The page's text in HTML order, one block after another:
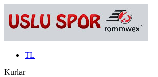
TL
Kurlar